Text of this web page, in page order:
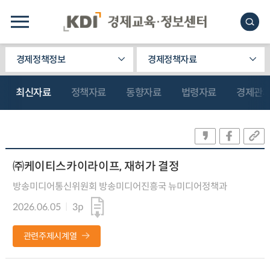
경제정책정보 경제정책자료
최신자료 정책자료 동향자료 법령자료 경제관
㈜케이티스카이라이프, 재허가 결정
방송미디어통신위원회 방송미디어진흥국 뉴미디어정책과
2026.06.05
3p
관련주제시계열